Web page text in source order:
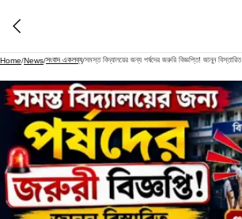
Home/News/সংবাদ একলব্য/সমস্ত বিদ্যালয়ের জন্য পর্ষদের জরুরি বিজ্ঞপ্তি! জানুন বিস্তারিত